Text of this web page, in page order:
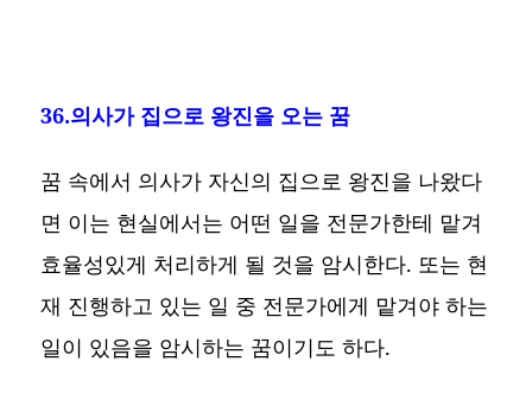
36.의사가 집으로 왕진을 오는 꿈
꿈 속에서 의사가 자신의 집으로 왕진을 나왔다
면 이는 현실에서는 어떤 일을 전문가한테 맡겨
효율성있게 처리하게 될 것을 암시한다. 또는 현
재 진행하고 있는 일 중 전문가에게 맡겨야 하는
일이 있음을 암시하는 꿈이기도 하다.